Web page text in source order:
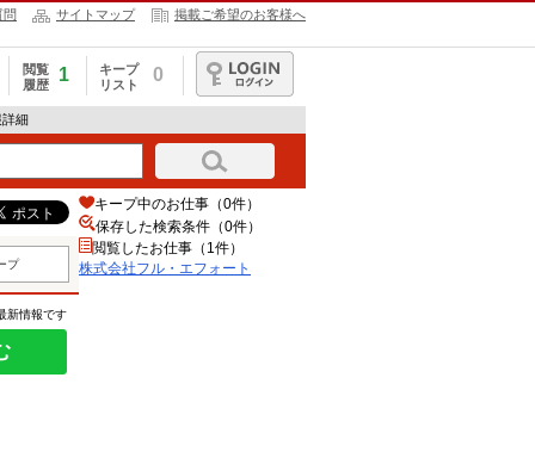
問 サイトマップ 掲載ご希望のお客様へ
閲覧
履歴
1
キープ
リスト
0
ログイン
細
プ
新情報です
キープ中のお仕事（0件）
保存した検索条件（0件）
閲覧したお仕事（1件）
株式会社フル・エフォート